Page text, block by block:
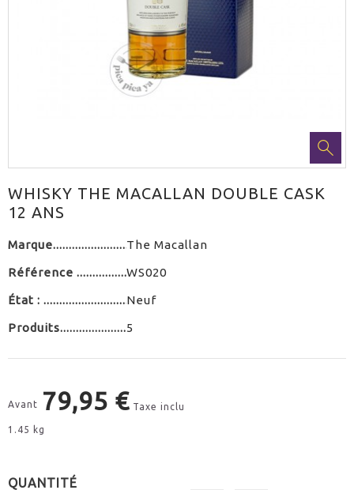
WHISKY THE MACALLAN DOUBLE CASK
12 ANS
Marque The Macallan
Référence WS020
État : Neuf
Produits 5
Avant 79,95 € Taxe inclu
1.45 kg
QUANTITÉ